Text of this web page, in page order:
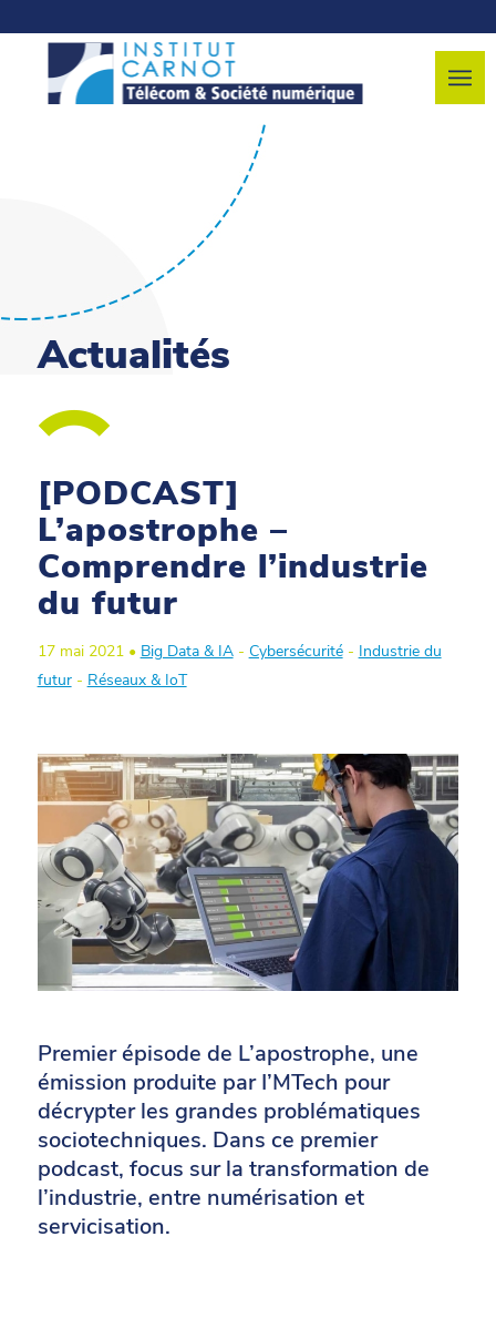
Actualités
[PODCAST]
L’apostrophe –
Comprendre l’industrie
du futur
17 mai 2021 • Big Data & IA- Cybersécurité- Industrie du
futur- Réseaux & IoT
Premier épisode de L’apostrophe, une
émission produite par I’MTech pour
décrypter les grandes problématiques
sociotechniques. Dans ce premier
podcast, focus sur la transformation de
l’industrie, entre numérisation et
servicisation.